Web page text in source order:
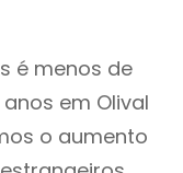
é menos de
em Olival
o aumento